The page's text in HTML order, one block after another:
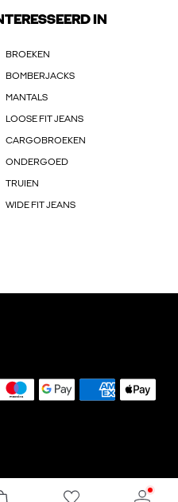
IN
BROEKEN
BOMBERJACKS
MANTALS
LOOSE FIT JEANS
CARGOBROEKEN
ONDERGOED
TRUIEN
WIDE FIT JEANS